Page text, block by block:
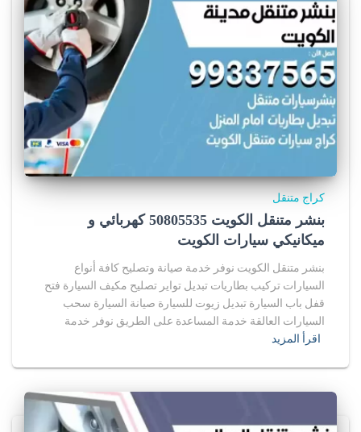
كراج متنقل
بنشر متنقل الكويت 50805535‬ كهربائي و
ميكانيكي سيارات الكويت
بنشر متنقل الكويت نوفر خدمة صيانة وتصليح كافة أنواع
السيارات تركيب بطاريات تبديل تواير تصليح مكيف السيارة فتح
قفل باب السيارة تبديل زيوت للسيارة صيانة السيارة سحب
السيارات العالقة خدمة المساعدة على الطريق نوفر خدمة
اقرأ المزيد